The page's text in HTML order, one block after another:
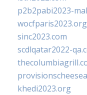
p2b2pabi2023-
wocfparis2023.org
sinc2023.com
scdlqatar2022-
khedi2023.org